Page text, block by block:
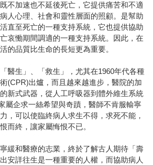
不加速也不延後死亡，它提供痛苦和不適
人心理、社會和靈性層面的照顧。是幫助
直至死亡的一種支持系統，它也提供協助
哀慟期間調適的一種支持系統。因此，在
的品質比生命的長短更為重要。
醫生」、「救生」，尤其在1960年代各種
(CPR)出爐，而且越來越進步，醫院的加
新式武器，從人工呼吸器到體外維生系統
屬企求一絲希望與奇蹟，醫師不肯服輸寧
，可以使臨終病人求生不得，求死不能，
而終，讓家屬悔恨不已。
緩和醫療的志業，終於了解古人期待「壽
安詳往生是一種重要的人權，而協助病人